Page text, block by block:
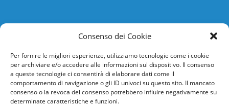
Consenso dei Cookie
Per fornire le migliori esperienze, utilizziamo tecnologie come i cookie
per archiviare e/o accedere alle informazioni sul dispositivo. Il consenso
a queste tecnologie ci consentirà di elaborare dati come il
comportamento di navigazione o gli ID univoci su questo sito. Il mancato
consenso o la revoca del consenso potrebbero influire negativamente su
determinate caratteristiche e funzioni.
Informazioni
Help desk
Guida rapida